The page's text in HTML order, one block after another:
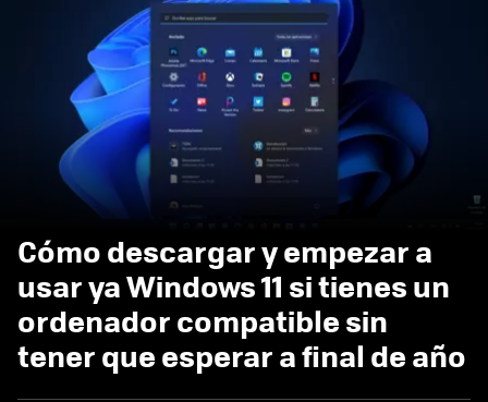
Cómo descargar y empezar a
usar ya Windows 11 si tienes un
ordenador compatible sin
tener que esperar a final de año